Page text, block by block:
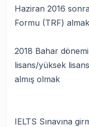
Haziran 2016
Formu (TRF) almak
2018 Bahar
lisans/yüksek
almış olmak
IELTS Sınavına